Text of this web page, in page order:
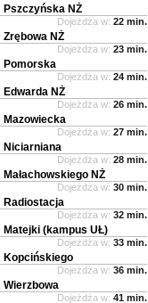
Pszczyńska NŻ
Dojeżdża w: 22 min.
Zrębowa NŻ
Dojeżdża w: 23 min.
Pomorska
Dojeżdża w: 24 min.
Edwarda NŻ
Dojeżdża w: 26 min.
Mazowiecka
Dojeżdża w: 27 min.
Niciarniana
Dojeżdża w: 28 min.
Małachowskiego NŻ
Dojeżdża w: 30 min.
Radiostacja
Dojeżdża w: 32 min.
Matejki (kampus UŁ)
Dojeżdża w: 33 min.
Kopcińskiego
Dojeżdża w: 36 min.
Wierzbowa
Dojeżdża w: 41 min.